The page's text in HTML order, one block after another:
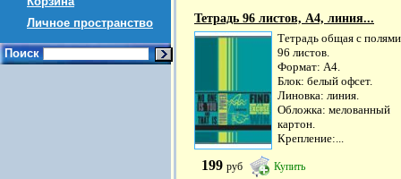
Личное пространство
Поиск
Тетрадь 96 листов, А4, линия...
Тетрадь общая с
96 листов.
Формат: А4.
Блок: белый офсет.
Линовка: линия.
Обложка: мелованный
картон.
Крепление:...
199 руб Купить